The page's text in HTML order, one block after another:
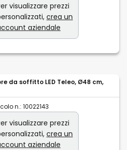
visualizzare prezzi
crea un
aziendale
da soffitto LED Teleo, Ø48 cm,
n.: 10022143
visualizzare prezzi
crea un
aziendale